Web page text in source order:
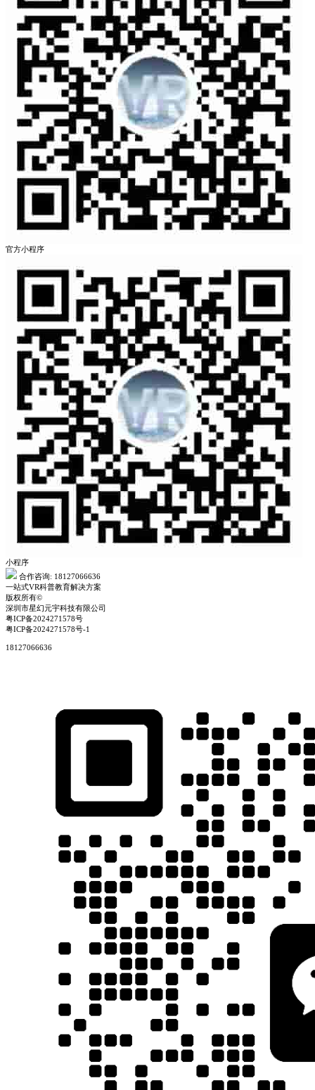
官方小程序
小程序
合作咨询: 18127066636
一站式VR科普教育解决方案
版权所有©
深圳市星幻元宇科技有限公司
粤ICP备2024271578号
粤ICP备2024271578号-1
18127066636